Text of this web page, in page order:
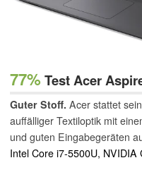
77% Test Acer
Guter Stoff. Acer stattet
auffälliger Textiloptik mit
und guten Eingabegeräten
anderen Komponenten
durchaus gehobenen Preis
Intel Core i7-5500U,